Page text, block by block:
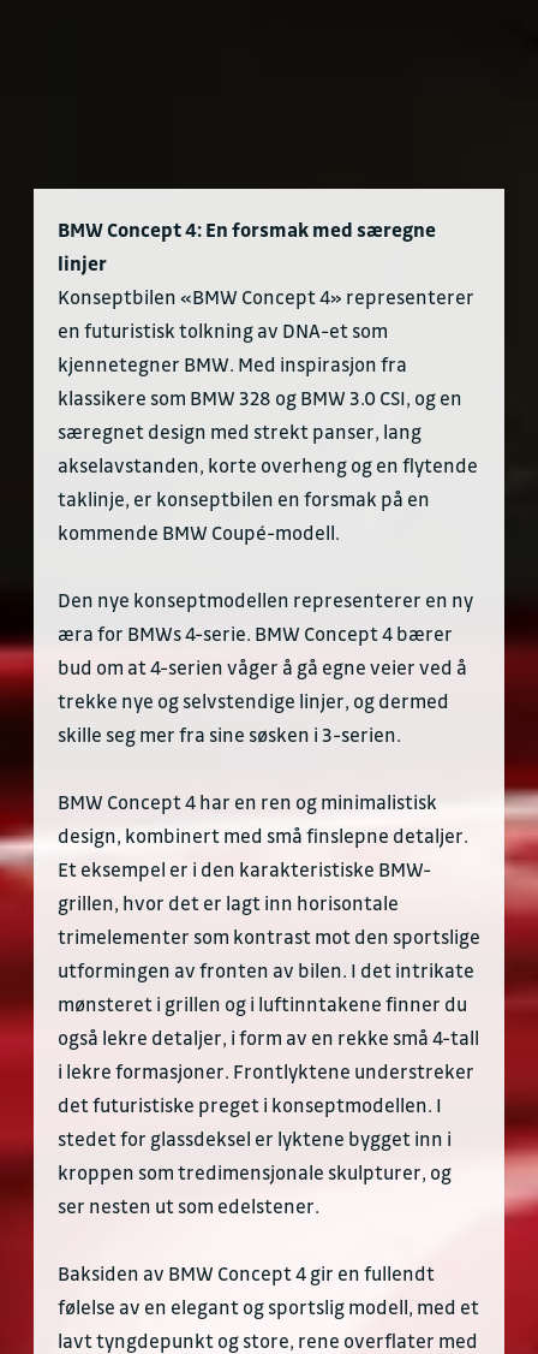
BMW Concept 4: En forsmak med særegne
linjer
Konseptbilen «BMW Concept 4» representerer
en futuristisk tolkning av DNA-et som
kjennetegner BMW. Med inspirasjon fra
klassikere som BMW 328 og BMW 3.0 CSI, og en
særegnet design med strekt panser, lang
akselavstanden, korte overheng og en flytende
taklinje, er konseptbilen en forsmak på en
kommende BMW Coupé-modell.
Den nye konseptmodellen representerer en ny
æra for BMWs 4-serie. BMW Concept 4 bærer
bud om at 4-serien våger å gå egne veier ved å
trekke nye og selvstendige linjer, og dermed
skille seg mer fra sine søsken i 3-serien.
BMW Concept 4 har en ren og minimalistisk
design, kombinert med små finslepne detaljer.
Et eksempel er i den karakteristiske BMW-
grillen, hvor det er lagt inn horisontale
trimelementer som kontrast mot den sportslige
utformingen av fronten av bilen. I det intrikate
mønsteret i grillen og i luftinntakene finner du
også lekre detaljer, i form av en rekke små 4-tall
i lekre formasjoner. Frontlyktene understreker
det futuristiske preget i konseptmodellen. I
stedet for glassdeksel er lyktene bygget inn i
kroppen som tredimensjonale skulpturer, og
ser nesten ut som edelstener.
Baksiden av BMW Concept 4 gir en fullendt
følelse av en elegant og sportslig modell, med et
lavt tyngdepunkt og store, rene overflater med